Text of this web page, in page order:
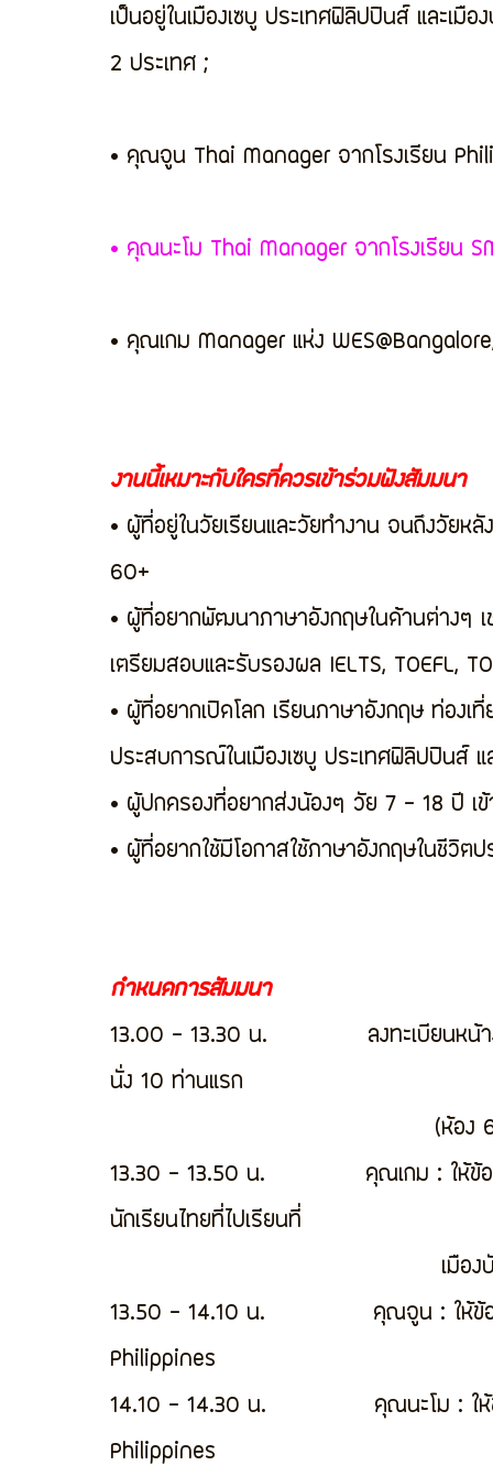
เป็นอยู่ในเมืองเซบู ประเทศฟิลิปปินส์ และเมื
2 ประเทศ ;
• คุณจูน Thai Manager จากโรงเรียน
• คุณนะโม Thai Manager จากโรงเรียน
• คุณเกม Manager แห่ง
งานนี้เหมาะกับใครที่ควรเข้าร่วมฟังสัมมนา
• ผู้ที่อยู่ในวัยเรียนและวัยทำงาน จนถึงวัย
60+
• ผู้ที่อยากพัฒนาภาษาอังกฤษในด้านต่างๆ
เตรียมสอบและรับรองผล IELTS, TOEFL,
• ผู้ที่อยากเปิดโลก เรียนภาษาอังกฤษ ท่องเ
ประสบการณ์ในเมืองเซบู ประเทศฟิลิปปินส์ แ
• ผู้ปกครองที่อยากส่งน้องๆ วัย 7 - 18 ปี
• ผู้ที่อยากใช้มีโอกาสใช้ภาษาอังกฤษในชีวิต
กำหนดการสัมมนา
13.00 - 13.30 น.             ลงทะเบียนหน้า
นั่ง 10 ท่านแรก
13.30 - 13.50 น.             คุณเกม : ให้ข้อ
นักเรียนไทยที่ไปเรียนที่
13.50 - 14.10 น.              คุณจูน : ให้ข้
Philippines
14.10 - 14.30 น.              คุณนะโม : ให้
Philippines